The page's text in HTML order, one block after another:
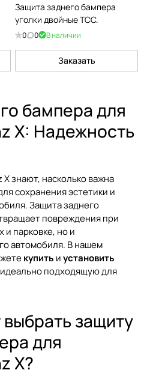
Защита заднего бампера
уголки двойные ТСС.
0 0 В наличии
Заказать
бампера для
X: Надежность
знают, насколько важна
сохранения эстетики и
Защита заднего
повреждения при
и парковке, но и
автомобиля. В нашем
купить иустановить
подходящую для
защиту
для
X?